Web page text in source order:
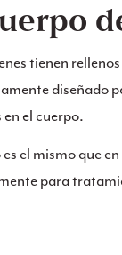
tienen
diseñado
en el cuerpo.
es el mismo que
para